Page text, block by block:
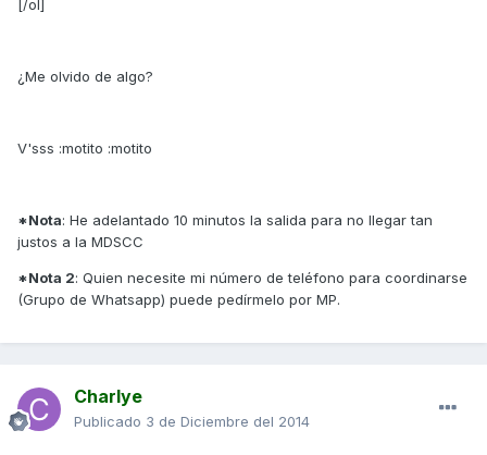
[/ol]
¿Me olvido de algo?
V'sss :motito :motito
*Nota: He adelantado 10 minutos la salida para no llegar tan
justos a la MDSCC
*Nota 2: Quien necesite mi número de teléfono para coordinarse
(Grupo de Whatsapp) puede pedírmelo por MP.
Charlye
Publicado 3 de Diciembre del 2014